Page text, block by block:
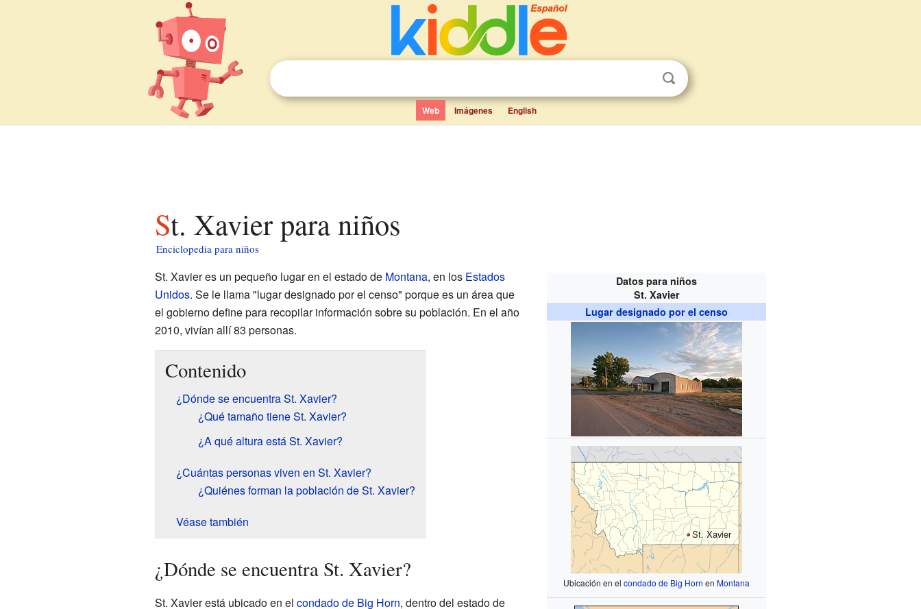
Web Imágenes English
St. Xavier para niños
Enciclopedia para niños
Datos para niños
St. Xavier
Lugar designado por el censo
St. Xavier
Ubicación en elcondado de Big Horn enMontana
St. Xavier es un pequeño lugar en el estado de Montana, en los Estados
Unidos. Se le llama "lugar designado por el censo" porque es un área que
el gobierno define para recopilar información sobre su población. En el año
2010, vivían allí 83 personas.
Contenido
¿Dónde se encuentra St. Xavier?
¿Qué tamaño tiene St. Xavier?
¿A qué altura está St. Xavier?
¿Cuántas personas viven en St. Xavier?
¿Quiénes forman la población de St. Xavier?
Véase también
¿Dónde se encuentra St. Xavier?
St. Xavier está ubicado en el condado de Big Horn, dentro del estado de